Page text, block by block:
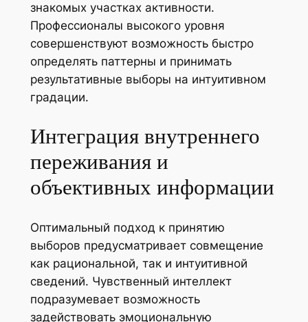
знакомых участках активности.
Профессионалы высокого уровня
совершенствуют возможность быстро
определять паттерны и принимать
результативные выборы на интуитивном
градации.
Интеграция внутреннего
переживания и
объективных информации
Оптимальный подход к принятию
выборов предусматривает совмещение
как рациональной, так и интуитивной
сведений. Чувственный интеллект
подразумевает возможность
задействовать эмоциональную